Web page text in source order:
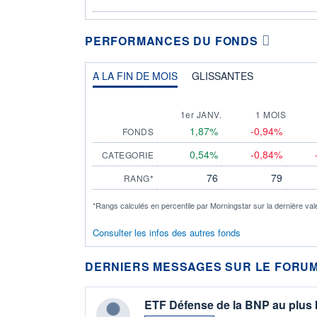
PERFORMANCES DU FONDS
A LA FIN DE MOIS GLISSANTES
1er JANV.
1 MOIS
FONDS
1,87% -0,94%
CATEGORIE 0,54% -0,84%
RANG* 76 79
*Rangs calculés en percentile par Morningstar sur la dernière
Consulter les infos des autres fonds
DERNIERS MESSAGES SUR LE
ETF Défense de la BNP au plus